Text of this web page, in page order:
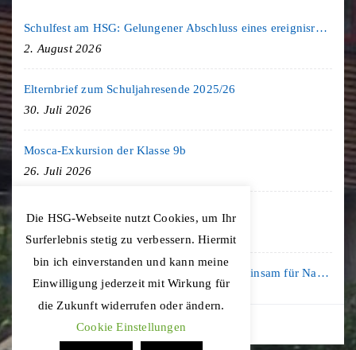
Schulfest am HSG: Gelungener Abschluss eines ereignisreichen Schuljahres
2. August 2026
Elternbrief zum Schuljahresende 2025/26
30. Juli 2026
Mosca-Exkursion der Klasse 9b
26. Juli 2026
Freiburg-Exkursion des Geschichte LK
Kooperation mit der KLIMA ARENA: Gemeinsam für Nachhaltigkeit und Klimaschutz
16. Juli 2026
Die HSG-Webseite nutzt Cookies, um Ihr
Surferlebnis stetig zu verbessern. Hiermit
bin ich einverstanden und kann meine
Einwilligung jederzeit mit Wirkung für
die Zukunft widerrufen oder ändern.
Cookie Einstellungen